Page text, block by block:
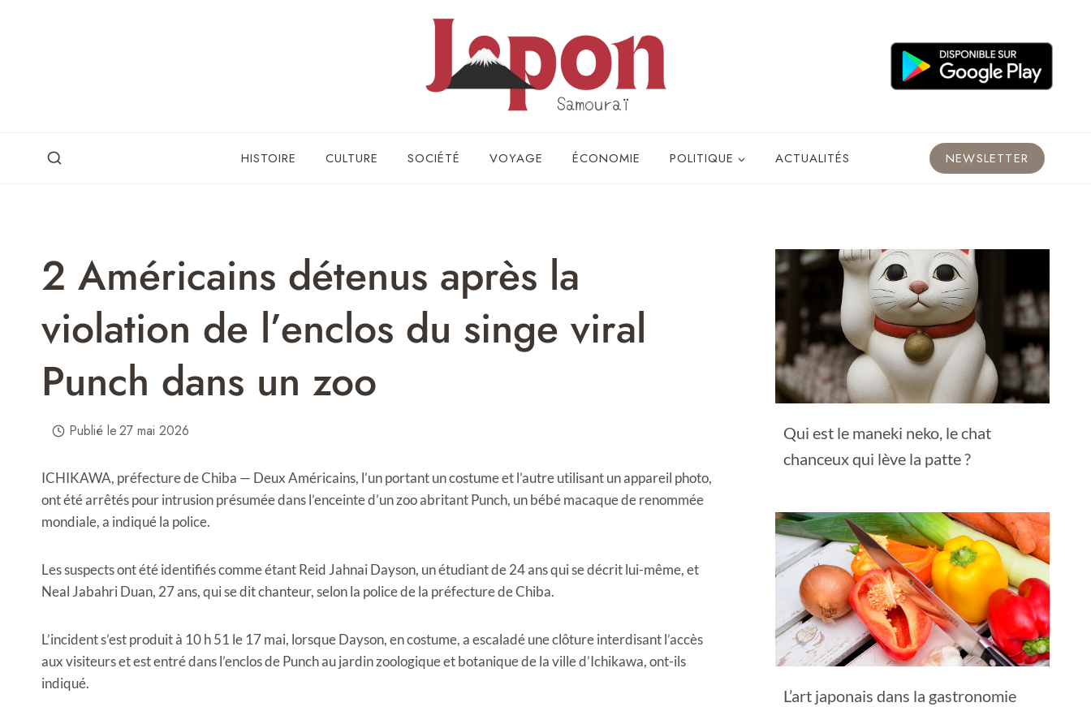
HISTOIRE CULTURE SOCIÉTÉ VOYAGE ÉCONOMIE POLITIQUE ACTUALITÉS NEWSLETTER
2 Américains détenus après la
violation de l’enclos du singe viral
Punch dans un zoo
Publié le27 mai 2026
ICHIKAWA, préfecture de Chiba — Deux Américains, l’un portant un costume et l’autre utilisant un appareil photo,
ont été arrêtés pour intrusion présumée dans l’enceinte d’un zoo abritant Punch, un bébé macaque de renommée
mondiale, a indiqué la police.
Les suspects ont été identifiés comme étant Reid Jahnai Dayson, un étudiant de 24 ans qui se décrit lui-même, et
Neal Jabahri Duan, 27 ans, qui se dit chanteur, selon la police de la préfecture de Chiba.
L’incident s’est produit à 10 h 51 le 17 mai, lorsque Dayson, en costume, a escaladé une clôture interdisant l’accès
aux visiteurs et est entré dans l’enclos de Punch au jardin zoologique et botanique de la ville d’Ichikawa, ont-ils
indiqué.
Qui est le maneki neko, le chat
chanceux qui lève la patte ?
L’art japonais dans la gastronomie